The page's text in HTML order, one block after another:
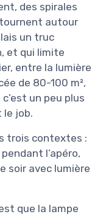
des spirales
autour
un truc
et qui limite
entre la lumière
de 80-100 m²,
un peu plus
le job.
trois contextes :
pendant l’apéro,
soir avec lumière
que la lampe